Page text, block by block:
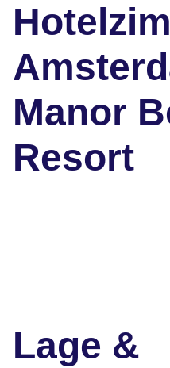
Manor
Resort
Lage &